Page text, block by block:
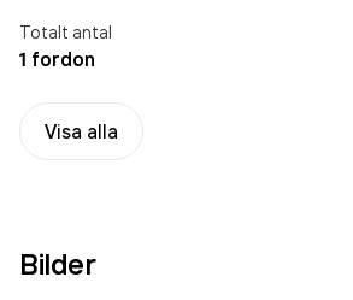
Totalt antal
1 fordon
Visa alla
Bilder